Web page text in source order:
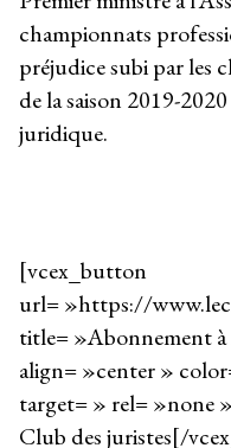
championnats
préjudice subi par les
de la saison 2019-
juridique.
[vcex_button
url= »https://
title= »Abonnement
align= »center »
target= » rel= »none
Club des juristes[/